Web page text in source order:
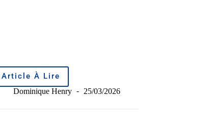
Article À Lire
Dominique Henry 25/03/2026